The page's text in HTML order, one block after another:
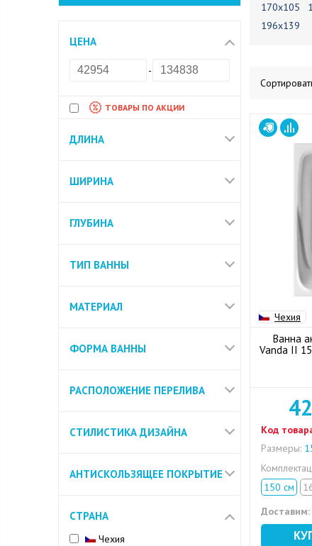
ЦЕНА
-
ТОВАРЫ ПО АКЦИИ
ДЛИНА
ШИРИНА
ГЛУБИНА
ТИП ВАННЫ
МАТЕРИАЛ
ФОРМА ВАННЫ
РАСПОЛОЖЕНИЕ ПЕРЕЛИВА
СТИЛИСТИКА ДИЗАЙНА
АНТИСКОЛЬЗЯЩЕЕ ПОКРЫТИЕ
СТРАНА
Чехия
170х105
196х139
Чехия
Ванна
Vanda II
Код
Размеры:
150 см
Доставим: